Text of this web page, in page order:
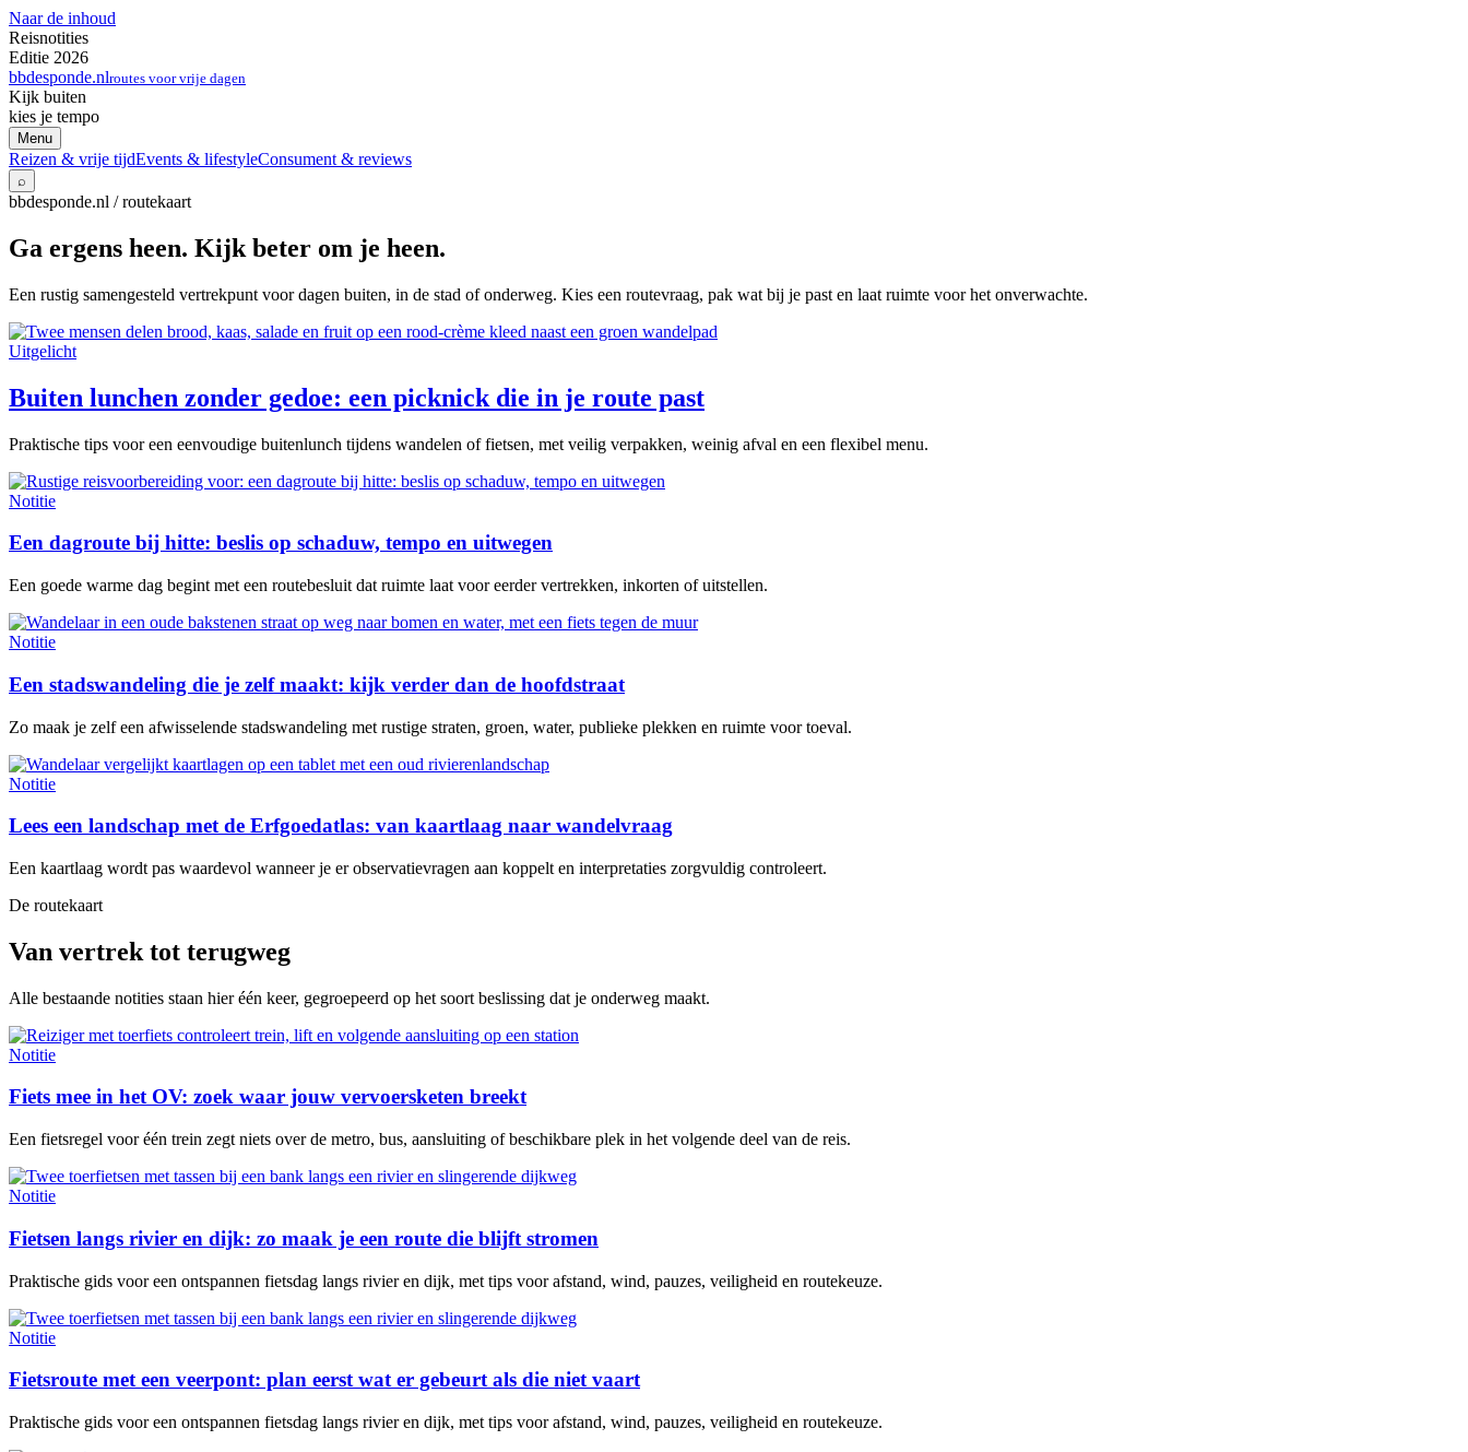
Naar de inhoud
Reisnotities
Editie 2026
bbdesponde.nlroutes voor vrije dagen
Kijk buiten
kies je tempo
Menu
Reizen & vrije tijdEvents & lifestyleConsument & reviews
⌕
bbdesponde.nl / routekaart
Ga ergens heen. Kijk beter om je heen.
Een rustig samengesteld vertrekpunt voor dagen buiten, in de stad of onderweg. Kies een routevraag, pak wat bij je past en laat ruimte voor het onverwachte.
Uitgelicht
Buiten lunchen zonder gedoe: een picknick die in je route past
Praktische tips voor een eenvoudige buitenlunch tijdens wandelen of fietsen, met veilig verpakken, weinig afval en een flexibel menu.
Notitie
Een dagroute bij hitte: beslis op schaduw, tempo en uitwegen
Een goede warme dag begint met een routebesluit dat ruimte laat voor eerder vertrekken, inkorten of uitstellen.
Notitie
Een stadswandeling die je zelf maakt: kijk verder dan de hoofdstraat
Zo maak je zelf een afwisselende stadswandeling met rustige straten, groen, water, publieke plekken en ruimte voor toeval.
Notitie
Lees een landschap met de Erfgoedatlas: van kaartlaag naar wandelvraag
Een kaartlaag wordt pas waardevol wanneer je er observatievragen aan koppelt en interpretaties zorgvuldig controleert.
De routekaart
Van vertrek tot terugweg
Alle bestaande notities staan hier één keer, gegroepeerd op het soort beslissing dat je onderweg maakt.
Notitie
Fiets mee in het OV: zoek waar jouw vervoersketen breekt
Een fietsregel voor één trein zegt niets over de metro, bus, aansluiting of beschikbare plek in het volgende deel van de reis.
Notitie
Fietsen langs rivier en dijk: zo maak je een route die blijft stromen
Praktische gids voor een ontspannen fietsdag langs rivier en dijk, met tips voor afstand, wind, pauzes, veiligheid en routekeuze.
Notitie
Fietsroute met een veerpont: plan eerst wat er gebeurt als die niet vaart
Praktische gids voor een ontspannen fietsdag langs rivier en dijk, met tips voor afstand, wind, pauzes, veiligheid en routekeuze.